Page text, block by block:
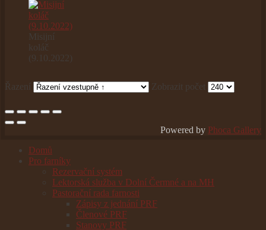
Misijní
koláč
(9.10.2022)
Řazení Zobrazit počet
Powered by Phoca Gallery
Domů
Pro farníky
Rezervační systém
Lektorská služba v Dolní Čermné a na MH
Pastorační rada farnosti
Zápisy z jednání PRF
Členové PRF
Stanovy PRF